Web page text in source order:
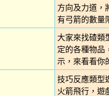
方向及力道，
有弓箭的數量
大家來找碴類
定的各種物品
示，來看看你
技巧反應類型
火箭飛行，遊